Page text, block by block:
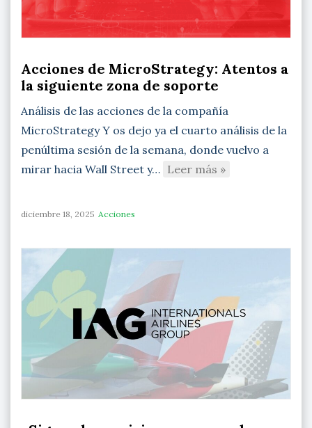
Acciones de MicroStrategy: Atentos a
la siguiente zona de soporte
Análisis de las acciones de la compañía
MicroStrategy Y os dejo ya el cuarto análisis de la
penúltima sesión de la semana, donde vuelvo a
mirar hacia Wall Street y… Leer más »
diciembre 18, 2025 Acciones